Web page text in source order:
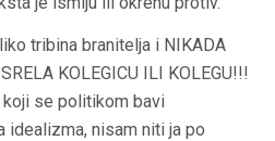
tribina branitelja i NIKADA
KOLEGICU ILI KOLEGU!!!
koji se politikom bavi
idealizma, nisam niti ja po